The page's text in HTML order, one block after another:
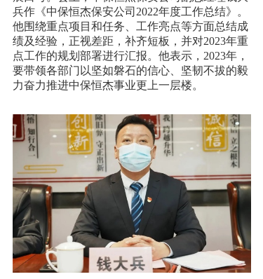
兵作《中保恒杰保安公司2022年度工作总结》。
他围绕重点项目和任务、工作亮点等方面总结成
绩及经验，正视差距，补齐短板，并对2023年重
点工作的规划部署进行汇报。他表示，2023年，
要带领各部门以坚如磐石的信心、坚韧不拔的毅
力奋力推进中保恒杰事业更上一层楼。